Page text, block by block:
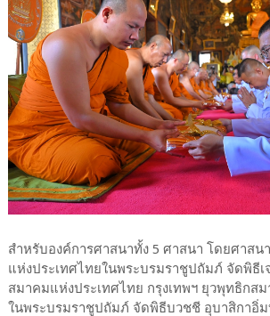
สำหรับองค์การศาสนาทั้ง 5 ศาสนา โดยศาส
แห่งประเทศไทยในพระบรมราชูปถัมภ์ จัดพิ
สมาคมแห่งประเทศไทย กรุงเทพฯ ยุวพุทธิกส
ในพระบรมราชูปถัมภ์ จัดพิธีบวชชี อุบาสิกา